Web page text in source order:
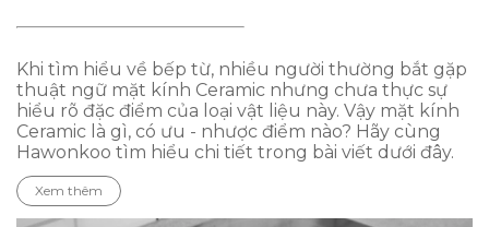
Khi tìm hiểu về bếp từ, nhiều người thường bắt gặp
thuật ngữ mặt kính Ceramic nhưng chưa thực sự
hiểu rõ đặc điểm của loại vật liệu này. Vậy mặt kính
Ceramic là gì, có ưu - nhược điểm nào? Hãy cùng
Hawonkoo tìm hiểu chi tiết trong bài viết dưới đây.
Xem thêm